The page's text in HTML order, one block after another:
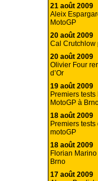
21 août 2009
Aleix
MotoGP
20 août 2009
Cal Crutchlow
20 août 2009
Olivier Four
d’Or
19 août 2009
Premiers
MotoGP à
18 août 2009
Premiers
motoGP
18 août 2009
Florian
Brno
17 août 2009